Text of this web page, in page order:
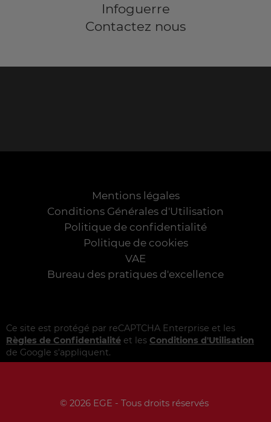
Infoguerre
Contactez nous
Mentions légales
Conditions Générales d'Utilisation
Politique de confidentialité
Politique de cookies
VAE
Bureau des pratiques d'excellence
Ce site est protégé par reCAPTCHA Enterprise et les
Règles de Confidentialité et les Conditions d'Utilisation
de Google s'appliquent.
© 2026 EGE - Tous droits réservés